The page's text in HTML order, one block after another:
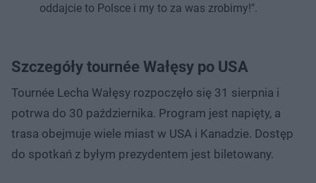
oddajcie to Polsce i my to za was zrobimy!".
Szczegóły tournée Wałęsy po USA
Tournée Lecha Wałęsy rozpoczęło się 31 sierpnia i
potrwa do 30 października. Program jest napięty, a
trasa obejmuje wiele miast w USA i Kanadzie. Dostęp
do spotkań z byłym prezydentem jest biletowany.